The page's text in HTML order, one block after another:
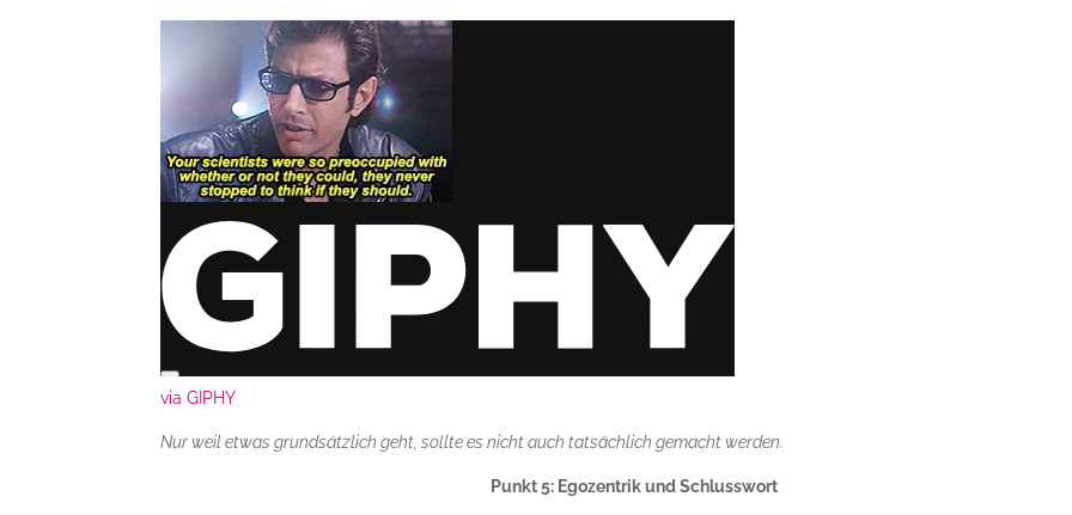
via GIPHY
Nur weil etwas grundsätzlich geht, sollte es nicht auch tatsächlich gemacht werden.
Punkt 5: Egozentrik und Schlusswort